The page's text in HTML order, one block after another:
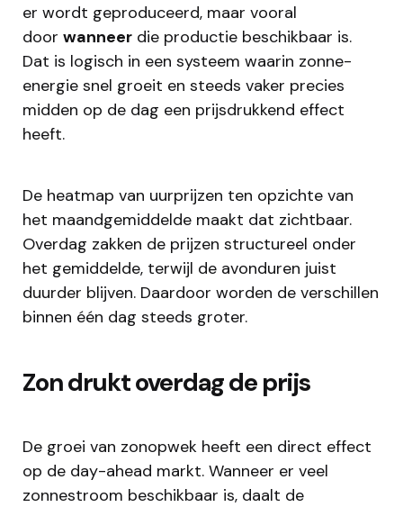
er wordt geproduceerd, maar vooral
door wanneer die productie beschikbaar is.
Dat is logisch in een systeem waarin zonne-
energie snel groeit en steeds vaker precies
midden op de dag een prijsdrukkend effect
heeft.
De heatmap van uurprijzen ten opzichte van
het maandgemiddelde maakt dat zichtbaar.
Overdag zakken de prijzen structureel onder
het gemiddelde, terwijl de avonduren juist
duurder blijven. Daardoor worden de verschillen
binnen één dag steeds groter.
Zon drukt overdag de prijs
De groei van zonopwek heeft een direct effect
op de day-ahead markt. Wanneer er veel
zonnestroom beschikbaar is, daalt de